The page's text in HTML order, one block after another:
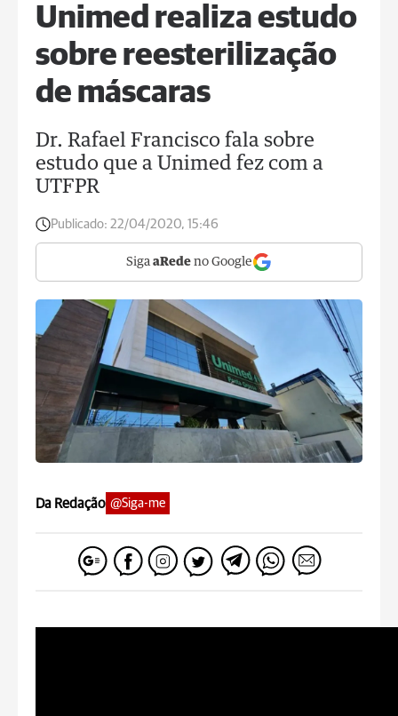
Unimed realiza estudo
sobre reesterilização
de máscaras
Dr. Rafael Francisco fala sobre
estudo que a Unimed fez com a
UTFPR
Publicado: 22/04/2020, 15:46
Siga aRede no Google
Da Redação @Siga-me